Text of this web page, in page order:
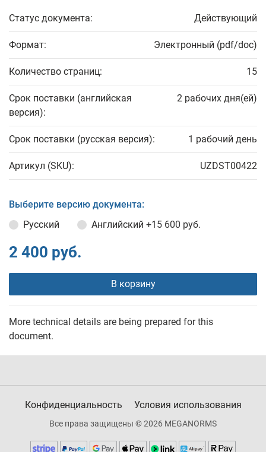
Статус документа: Действующий
Формат: Электронный (pdf/doc)
Количество страниц: 15
Срок поставки (английская
версия):
2 рабочих дня(ей)
Срок поставки (русская версия): 1 рабочий день
Артикул (SKU): UZDST00422
Выберите версию документа:
Русский
Английский +15 600 руб.
2 400 руб.
В корзину
More technical details are being prepared for this
document.
Конфиденциальность Условия использования
Все права защищены © 2026 MEGANORMS